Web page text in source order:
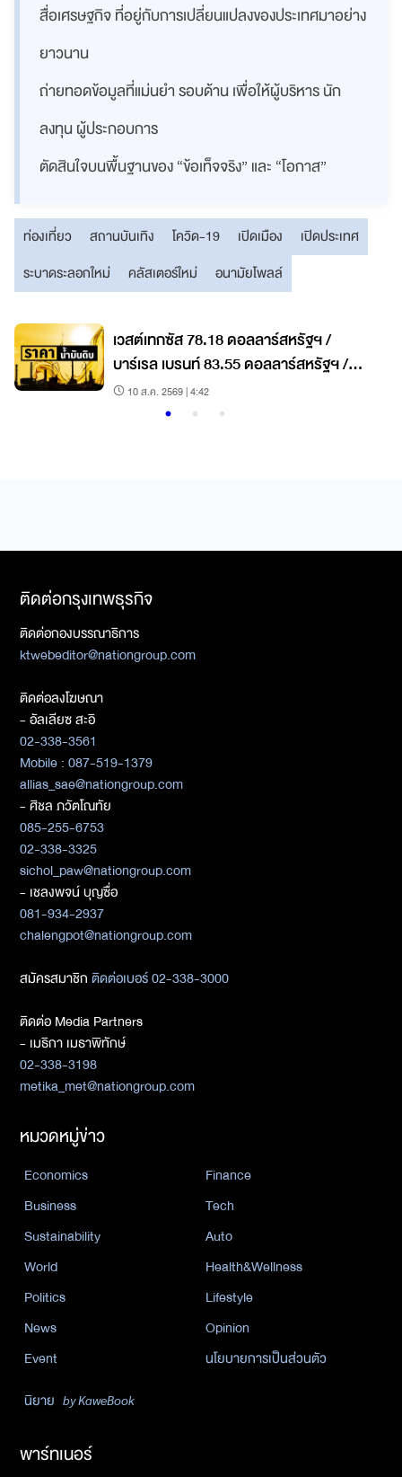
สื่อเศรษฐกิจ ที่อยู่กับการเปลี่ยนแปลงของประเทศมาอย่าง
ยาวนาน
ถ่ายทอดข้อมูลที่แม่นยำ รอบด้าน เพื่อให้ผู้บริหาร นัก
ลงทุน ผู้ประกอบการ
ตัดสินใจบนพื้นฐานของ “ข้อเท็จจริง” และ “โอกาส”
ท่องเที่ยว สถานบันเทิง โควิด-19 เปิดเมือง
เปิดประเทศ
ระบาดระลอกใหม่
คลัสเตอร์ใหม่ อนามัยโพลล์
เวสต์เทกซัส 78.18 ดอลลาร์สหรัฐฯ /
บาร์เรล เบรนท์ 83.55 ดอลลาร์สหรัฐฯ /
บาร์เรล
10 ส.ค. 2569 | 4:42
ติดต่อกรุงเทพธุรกิจ
ติดต่อกองบรรณาธิการ
ktwebeditor@nationgroup.com
ติดต่อลงโฆษณา
- อัลเลียซ สะอิ
02-338-3561
Mobile : 087-519-1379
allias_sae@nationgroup.com
- ศิชล ภวัตโณทัย
085-255-6753
02-338-3325
sichol_paw@nationgroup.com
- เชลงพจน์ บุญซื่อ
081-934-2937
chalengpot@nationgroup.com
สมัครสมาชิกติดต่อเบอร์ 02-338-3000
ติดต่อ Media Partners
- เมธิกา เมธาพิทักษ์
02-338-3198
metika_met@nationgroup.com
หมวดหมู่ข่าว
Economics
Finance
Business
Tech
Sustainability
Auto
World
Health&Wellness
Politics
Lifestyle
News
Opinion
Event
นโยบายการเป็นส่วนตัว
นิยาย by KaweBook
พาร์ทเนอร์